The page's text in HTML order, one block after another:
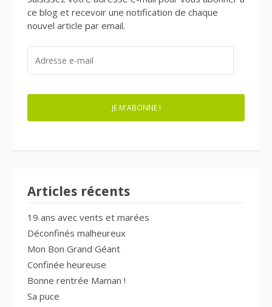
ce blog et recevoir une notification de chaque
nouvel article par email.
MAIL
JE M'ABONNE !
Articles récents
19 ans avec vents et marées
Déconfinés malheureux
Mon Bon Grand Géant
Confinée heureuse
Bonne rentrée Maman !
Sa puce